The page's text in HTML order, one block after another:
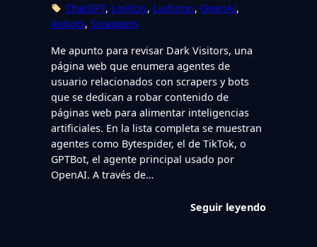
ChatGPT, Linklog, Ludismo, OpenAI
Robots, Scrappers
Me apunto para revisar Dark Visitors, una
página web que enumera agentes de
usuario relacionados con scrapers y bots
que se dedican a robar contenido de
páginas web para alimentar inteligencias
artificiales. En la lista completa se muestran
agentes como Bytespider, el de TikTok, o
GPTBot, el agente principal usado por
OpenAI. A través de…
Seguir leyendo